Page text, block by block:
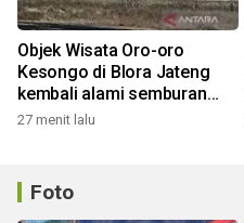
Objek Wisata Oro-oro
Kesongo di Blora Jateng
kembali alami semburan
lumpur
27 menit lalu
Foto